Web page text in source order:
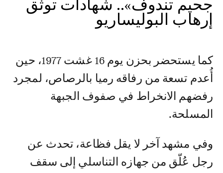
جحيم تندوف».. شهادات توثق
إرهاب البوليساريو
كما يستحضر بحزن يوم 16 غشت 1977، حين
أُعدم تسعة من رفاقه رميا بالرصاص، لمجرد
رفضهم الانخراط في صفوف الجبهة
المسلحة.
وفي مشهد آخر لا يقل فظاعة، تحدث عن
رجل عُلّق من جهازه التناسلي إلى سقف